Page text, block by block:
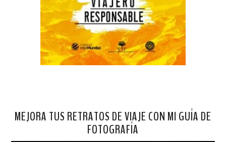
MEJORA TUS RETRATOS DE VIAJE CON MI GUÍA DE
FOTOGRAFÍA